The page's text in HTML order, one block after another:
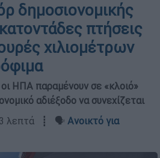
δημοσιονομικής
πτήσεις
χιλιομέτρων
ΗΠΑ παραμένουν σε «κλοιό»
αδιέξοδο να συνεχίζεται
3 λεπτά ┋ 🗣️ Ανοικτό για